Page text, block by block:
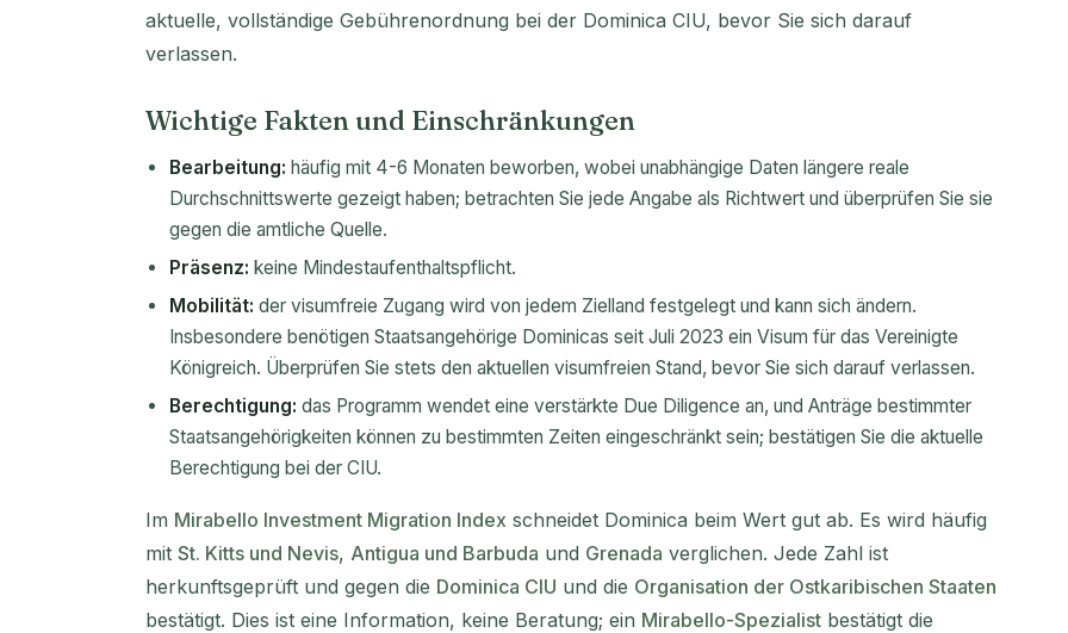
aktuelle, vollständige Gebührenordnung bei der Dominica CIU, bevor Sie sich darauf
verlassen.
Wichtige Fakten und Einschränkungen
Bearbeitung: häufig mit 4-6 Monaten beworben, wobei unabhängige Daten längere reale
Durchschnittswerte gezeigt haben; betrachten Sie jede Angabe als Richtwert und überprüfen Sie sie
gegen die amtliche Quelle.
Präsenz: keine Mindestaufenthaltspflicht.
Mobilität: der visumfreie Zugang wird von jedem Zielland festgelegt und kann sich ändern.
Insbesondere benötigen Staatsangehörige Dominicas seit Juli 2023 ein Visum für das Vereinigte
Königreich. Überprüfen Sie stets den aktuellen visumfreien Stand, bevor Sie sich darauf verlassen.
Berechtigung: das Programm wendet eine verstärkte Due Diligence an, und Anträge bestimmter
Staatsangehörigkeiten können zu bestimmten Zeiten eingeschränkt sein; bestätigen Sie die aktuelle
Berechtigung bei der CIU.
Im Mirabello Investment Migration Index schneidet Dominica beim Wert gut ab. Es wird häufig
mit St. Kitts und Nevis, Antigua und Barbuda und Grenada verglichen. Jede Zahl ist
herkunftsgeprüft und gegen die Dominica CIU und die Organisation der Ostkaribischen Staaten
bestätigt. Dies ist eine Information, keine Beratung; ein Mirabello-Spezialist bestätigt die